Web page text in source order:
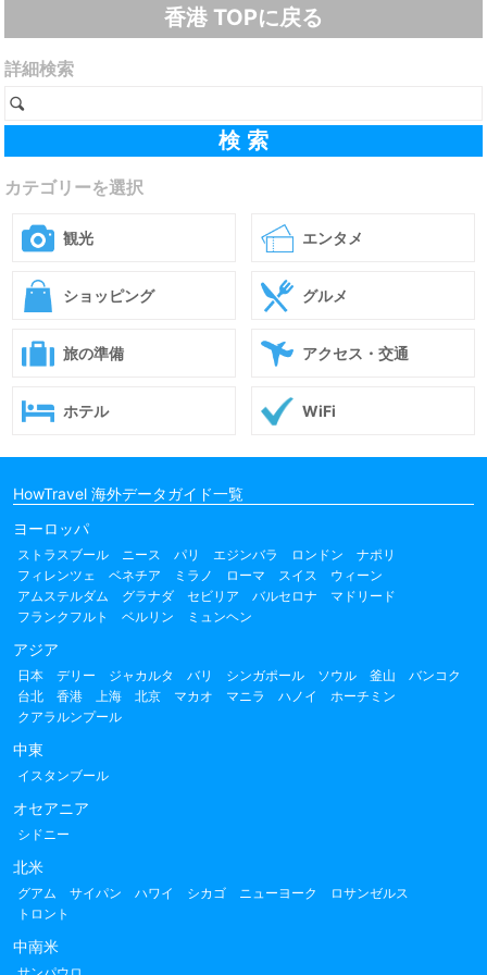
香港 TOPに戻る
詳細検索
カテゴリーを選択
観光 エンタメ
ショッピング グルメ
旅の準備 アクセス・交通
ホテル WiFi
HowTravel 海外データガイド一覧
ヨーロッパ
ストラスブール ニース パリ エジンバラ ロンドン
ナポリ
フィレンツェ
ベネチア ミラノ ローマ スイス
ウィーン
アムステルダム
グラナダ セビリア バルセロナ
マドリード
フランクフルト
ベルリン ミュンヘン
アジア
日本 デリー ジャカルタ バリ シンガポール ソウル 釜山
バンコク
台北
香港 上海 北京 マカオ マニラ ハノイ
ホーチミン
クアラルンプール
中東
イスタンブール
オセアニア
シドニー
北米
グアム サイパン ハワイ シカゴ ニューヨーク
ロサンゼルス
トロント
中南米